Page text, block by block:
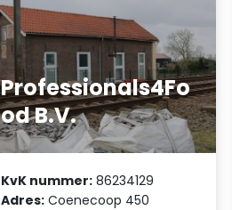
Professionals4Fo
od B.V.
KvK nummer: 86234129
Adres: Coenecoop 450